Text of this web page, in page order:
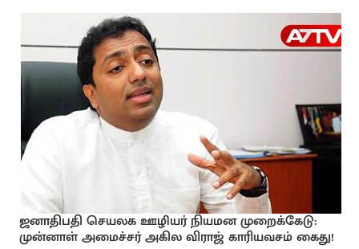
ஜனாதிபதி செயலக ஊழியர் நியமன முறைக்கேடு:
முன்னாள் அமைச்சர் அகில விராஜ் காரியவசம் கைது!